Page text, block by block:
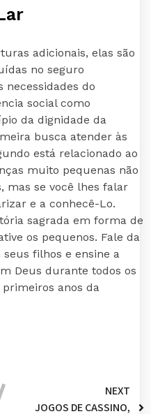
adicionais, elas são
no seguro
necessidades do
social como
da dignidade da
busca atender às
está relacionado ao
muito pequenas não
mas se você lhes falar
e a conhecê-Lo.
sagrada em forma de
os pequenos. Fale da
filhos e ensine a
Deus durante todos os
anos da
NEXT
JOGOS DE CASSINO,